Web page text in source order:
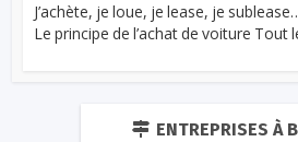
J’achète, je loue, je lease, je
Le principe de l’achat de voiture Tout
ENTREPRISES À